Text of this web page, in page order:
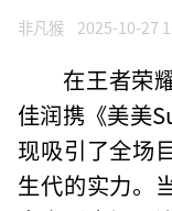
非凡猴 2025-10-27
在王者荣
佳润携《美美
现吸引了全场
生代的实力。